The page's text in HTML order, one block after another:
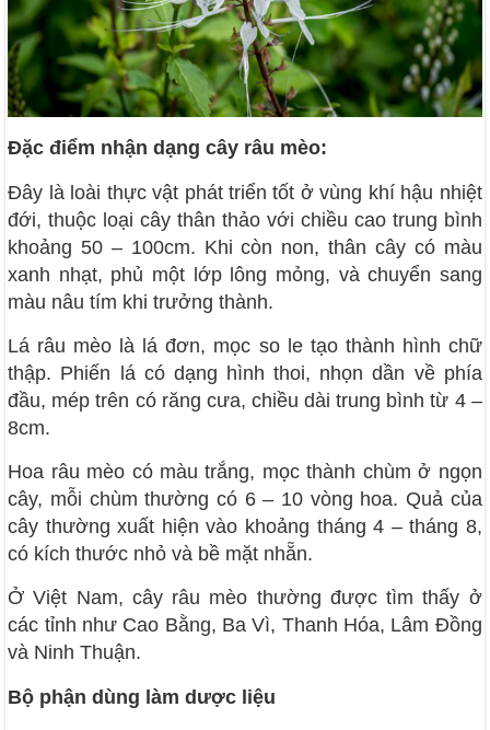
Đặc điểm nhận dạng cây râu mèo:
Đây là loài thực vật phát triển tốt ở vùng khí hậu nhiệt
đới, thuộc loại cây thân thảo với chiều cao trung bình
khoảng 50 – 100cm. Khi còn non, thân cây có màu
xanh nhạt, phủ một lớp lông mỏng, và chuyển sang
màu nâu tím khi trưởng thành.
Lá râu mèo là lá đơn, mọc so le tạo thành hình chữ
thập. Phiến lá có dạng hình thoi, nhọn dần về phía
đầu, mép trên có răng cưa, chiều dài trung bình từ 4 –
8cm.
Hoa râu mèo có màu trắng, mọc thành chùm ở ngọn
cây, mỗi chùm thường có 6 – 10 vòng hoa. Quả của
cây thường xuất hiện vào khoảng tháng 4 – tháng 8,
có kích thước nhỏ và bề mặt nhẵn.
Ở Việt Nam, cây râu mèo thường được tìm thấy ở
các tỉnh như Cao Bằng, Ba Vì, Thanh Hóa, Lâm Đồng
và Ninh Thuận.
Bộ phận dùng làm dược liệu